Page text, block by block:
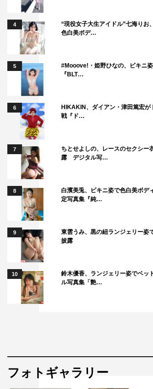
4
“現役女子大生アイドル”七海りお
色白美ボデ…
5
#Mooove!・姫野ひなの、ビキニ
『BLT…
6
HIKAKIN、ダイアン・津田篤宏が
戦『ド…
7
ちとせよしの、レースのセクシー
露 デジタル写…
8
白濱美兎、ビキニ姿で色白美ボ
定写真集『純…
9
東雲うみ、黒の紐ランジェリー姿
披露
10
鈴木優香、ランジェリー姿でベ
ル写真集「艶…
フォトギャラリー